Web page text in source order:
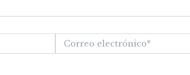
Correo
electrónico*